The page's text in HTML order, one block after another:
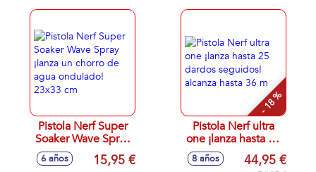
cm
Pistola Nerf Super
Soaker Wave Spray
¡lanza un chorro de
agua ondulado!
6 años 15,95 €
- 18 %
Pistola Nerf ultra
one ¡lanza hasta 25
dardos seguidos!
alcanza hasta 36 m
8 años 44,95 €